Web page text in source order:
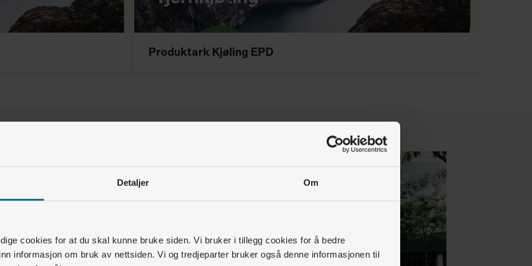
Detaljer Om
cookies for at du skal kunne bruke siden. Vi bruker i tillegg cookies for å bedre
informasjon om bruk av nettsiden. Vi og tredjeparter bruker også denne informasjonen til
Produktark Kjøling EPD
+ månedens spotpris.